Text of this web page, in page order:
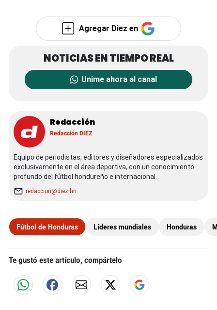
Agregar Diez en
Unime ahora al canal
Redacción
Redacción DIEZ
Equipo de periodistas, editores y diseñadores especializados
exclusivamente en el área deportiva, con un conocimiento
profundo del fútbol hondureño e internacional.
redaccion@diez.hn
Fútbol de Honduras Líderes mundiales Honduras
Te gustó este artículo, compártelo